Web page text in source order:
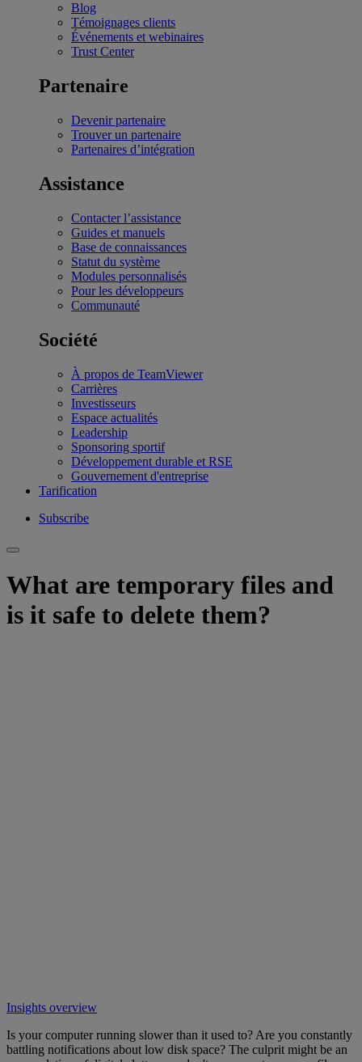
Blog
Témoignages clients
Événements et webinaires
Trust Center
Partenaire
Devenir partenaire
Trouver un partenaire
Partenaires d’intégration
Assistance
Contacter l’assistance
Guides et manuels
Base de connaissances
Statut du système
Modules personnalisés
Pour les développeurs
Communauté
Société
À propos de TeamViewer
Carrières
Investisseurs
Espace actualités
Leadership
Sponsoring sportif
Développement durable et RSE
Gouvernement d'entreprise
Tarification
Subscribe
What are temporary files and
is it safe to delete them?
Insights overview
Is your computer running slower than it used to? Are you constantly
battling notifications about low disk space? The culprit might be an